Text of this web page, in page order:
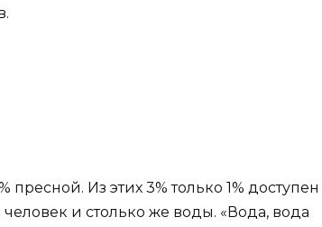
пресной. Из этих 3% только 1% доступен
и столько же воды. «Вода, вода